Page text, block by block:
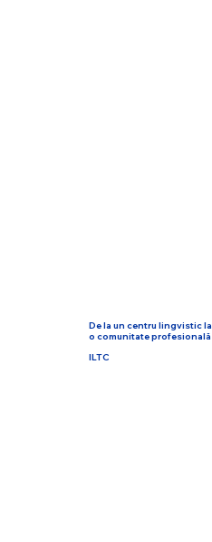
De la un centru lingvistic la
o comunitate profesională
ILTC